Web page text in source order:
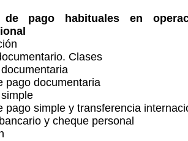
de pago habituales en
Clases
pago documentaria
pago simple y transferencia
y cheque personal